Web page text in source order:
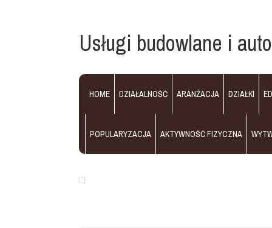
Usługi budowlane i
HOME DZIAŁALNOŚĆ ARANŻACJA DZIAŁKI
POPULARYZACJA AKTYWNOŚĆ FIZYCZNA